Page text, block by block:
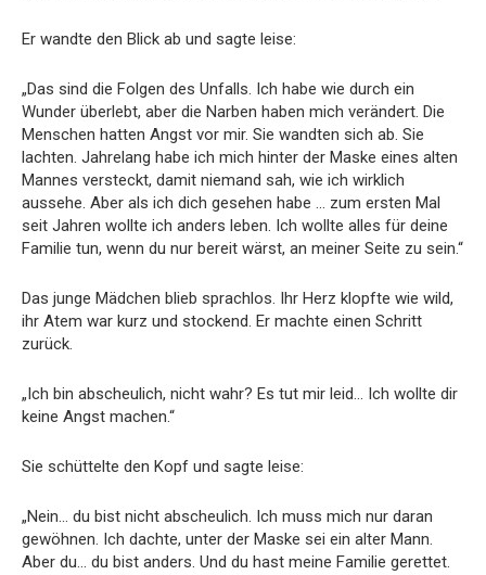
Er wandte den Blick ab und sagte leise:
„Das sind die Folgen des Unfalls. Ich habe wie durch ein
Wunder überlebt, aber die Narben haben mich verändert. Die
Menschen hatten Angst vor mir. Sie wandten sich ab. Sie
lachten. Jahrelang habe ich mich hinter der Maske eines alten
Mannes versteckt, damit niemand sah, wie ich wirklich
aussehe. Aber als ich dich gesehen habe … zum ersten Mal
seit Jahren wollte ich anders leben. Ich wollte alles für deine
Familie tun, wenn du nur bereit wärst, an meiner Seite zu sein.“
Das junge Mädchen blieb sprachlos. Ihr Herz klopfte wie wild,
ihr Atem war kurz und stockend. Er machte einen Schritt
zurück.
„Ich bin abscheulich, nicht wahr? Es tut mir leid… Ich wollte dir
keine Angst machen.“
Sie schüttelte den Kopf und sagte leise:
„Nein… du bist nicht abscheulich. Ich muss mich nur daran
gewöhnen. Ich dachte, unter der Maske sei ein alter Mann.
Aber du… du bist anders. Und du hast meine Familie gerettet.